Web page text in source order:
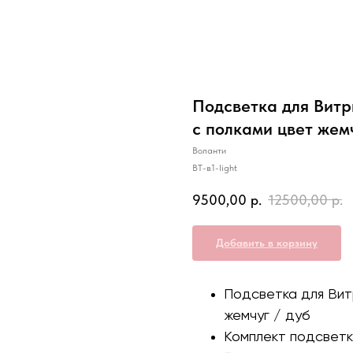
Подсветка для
с полками цвет
Воланти
ВТ-в1-light
9500,00 р. 12500,00 р.
Добавить в корзину
Подсветка для
жемчуг / дуб
Комплект